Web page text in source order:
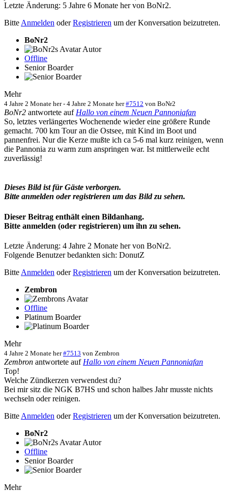
Letzte Änderung: 5 Jahre 6 Monate her von BoNr2.
Bitte Anmelden oderRegistrieren um der Konversation beizutreten.
BoNr2
Autor
Offline
Senior Boarder
Mehr
4 Jahre 2 Monate her- 4 Jahre 2 Monate her #7512 von BoNr2
BoNr2 antwortete auf Hallo von einem Neuen Pannoniafan
So, letztes verlängertes Wochenende wieder eine größere Runde
gemacht. 700 km Tour an die Ostsee, mit Kind im Boot und
pannenfrei. Nur die Kerze mußte ich ca 5-6 mal kurz reinigen, wenn
die Pannonia zu warm zum anspringen war. Ist mittlerweile echt
zuverlässig!
Dieses Bild ist für Gäste verborgen.
Bitte anmelden oder registrieren um das Bild zu sehen.
Dieser Beitrag enthält einen Bildanhang.
Bitte anmelden (oder registrieren) um ihn zu sehen.
Letzte Änderung: 4 Jahre 2 Monate her von BoNr2.
Folgende Benutzer bedankten sich: DonutZ
Bitte Anmelden oderRegistrieren um der Konversation beizutreten.
Zembron
Offline
Platinum Boarder
Mehr
4 Jahre 2 Monate her #7513 von Zembron
Zembron antwortete auf Hallo von einem Neuen Pannoniafan
Top!
Welche Zündkerzen verwendest du?
Bei mir sitz die NGK B7HS und schon halbes Jahr musste nichts
wechseln oder reinigen.
Bitte Anmelden oderRegistrieren um der Konversation beizutreten.
BoNr2
Autor
Offline
Senior Boarder
Mehr